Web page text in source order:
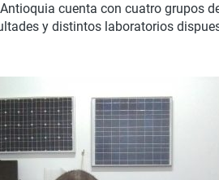
cuenta con cuatro grupos
y distintos laboratorios